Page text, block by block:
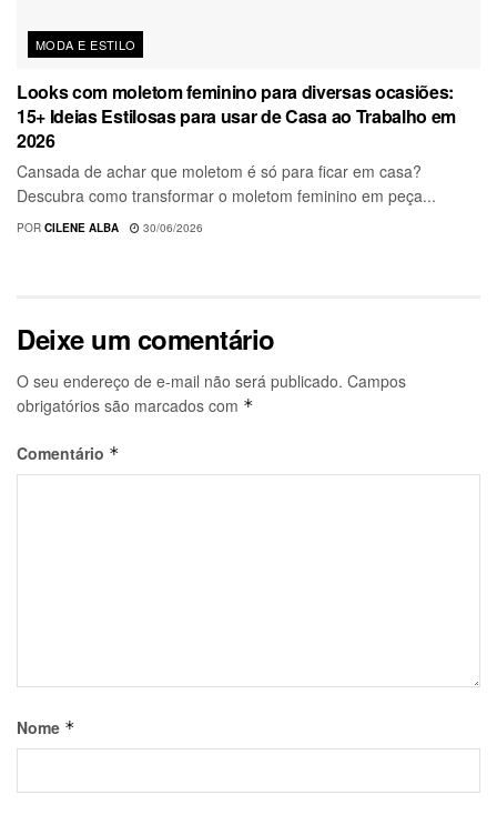
MODA E ESTILO
Looks com moletom feminino para diversas ocasiões:
15+ Ideias Estilosas para usar de Casa ao Trabalho em
2026
Cansada de achar que moletom é só para ficar em casa?
Descubra como transformar o moletom feminino em peça...
POR CILENE ALBA 30/06/2026
Deixe um comentário
O seu endereço de e-mail não será publicado. Campos
obrigatórios são marcados com *
Comentário *
Nome *